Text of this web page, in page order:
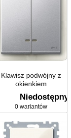
Klawisz podwójny z
okienkiem
sygnalizacyjnym, IP44
system M
Niedostępny
0 wariantów